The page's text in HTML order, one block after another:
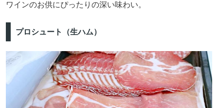
ワインのお供にぴったりの深い味わい。
プロシュート（生ハム）